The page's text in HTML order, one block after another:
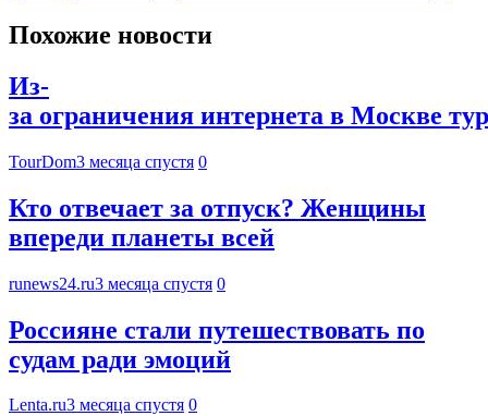
Похожие новости
Из-
за ограничения интернета в Москве
TourDom3 месяца спустя 0
Кто отвечает за отпуск? Женщины
впереди планеты всей
runews24.ru3 месяца спустя 0
Россияне стали путешествовать по
судам ради эмоций
Lenta.ru3 месяца спустя 0